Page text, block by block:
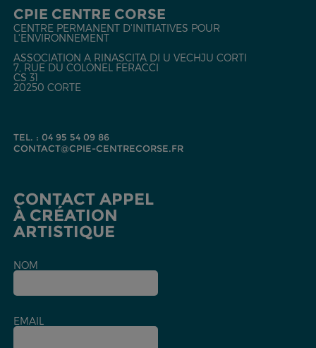
CPIE CENTRE CORSE
CENTRE PERMANENT D'INITIATIVES POUR
L'ENVIRONNEMENT
ASSOCIATION A RINASCITA DI U VECHJU CORTI
7, RUE DU COLONEL FERACCI
CS 31
20250 CORTE
TEL. : 04 95 54 09 86
CONTACT@CPIE-CENTRECORSE.FR
CONTACT APPEL
À CRÉATION
ARTISTIQUE
NOM
EMAIL